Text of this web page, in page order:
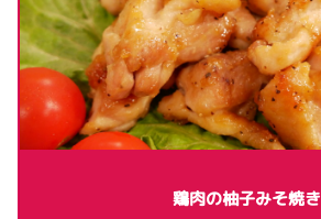
鶏肉の柚子みそ焼き